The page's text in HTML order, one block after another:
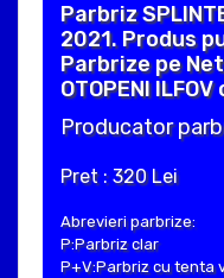
Parbriz
2021. Produs
Parbrize pe Net
OTOPENI
Producator
Pret : 320 Lei
Abrevieri parbrize:
P:Parbriz clar
P+V:Parbriz cu tenta